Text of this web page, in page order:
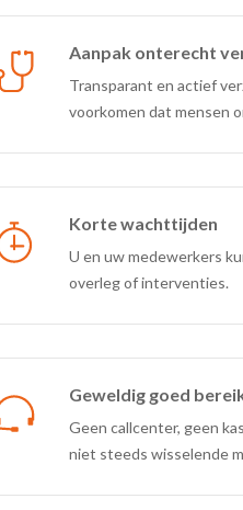
Aanpak onterecht
Transparant en actief
voorkomen dat mensen
Korte wachttijden
U en uw medewerkers
overleg of interventies.
Geweldig goed
Geen callcenter, geen
niet steeds wisselende